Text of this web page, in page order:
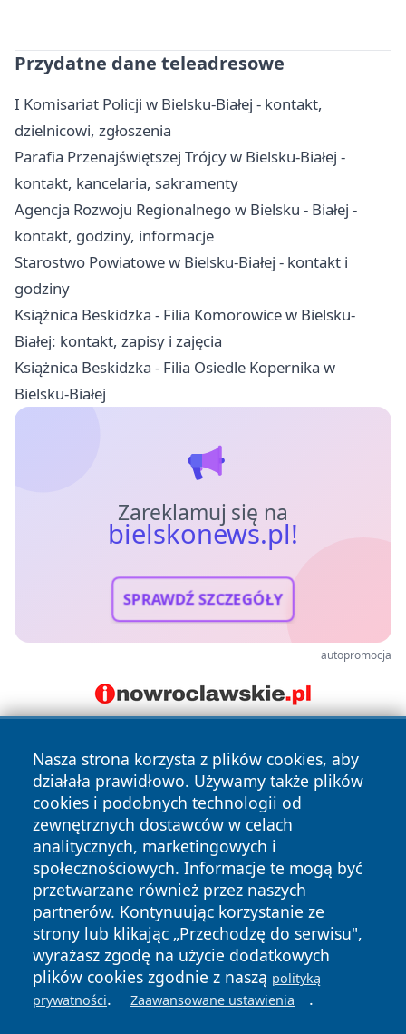
Przydatne dane teleadresowe
I Komisariat Policji w Bielsku-Białej - kontakt,
dzielnicowi, zgłoszenia
Parafia Przenajświętszej Trójcy w Bielsku-Białej -
kontakt, kancelaria, sakramenty
Agencja Rozwoju Regionalnego w Bielsku - Białej -
kontakt, godziny, informacje
Starostwo Powiatowe w Bielsku-Białej - kontakt i
godziny
Książnica Beskidzka - Filia Komorowice w Bielsku-
Białej: kontakt, zapisy i zajęcia
Książnica Beskidzka - Filia Osiedle Kopernika w
Bielsku-Białej
Zareklamuj się na
bielskonews.pl!
SPRAWDŹ SZCZEGÓŁY
autopromocja
Nasza strona korzysta z plików cookies, aby
działała prawidłowo. Używamy także plików
cookies i podobnych technologii od
zewnętrznych dostawców w celach
analitycznych, marketingowych i
społecznościowych. Informacje te mogą być
przetwarzane również przez naszych
partnerów. Kontynuując korzystanie ze
strony lub klikając „Przechodzę do serwisu",
wyrażasz zgodę na użycie dodatkowych
plików cookies zgodnie z naszą polityką
prywatności. Zaawansowane ustawienia .
Copyright © 2026 bielskonews.pl Wszystkie prawa
zastrzeżone.
News Autorzy
Polityka
Prywatności
Polityka
Cookies